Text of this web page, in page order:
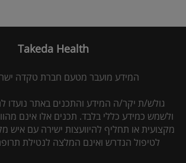
Takeda Health
המידע מועבר מטעם חברת טקדה
גולש/ת יקר/ה המידע והתכנים באתר נועדו
ולשמש כמידע כללי בלבד. תכנים אלו אינם
מקצועית או תחליף להיוועצות ישירה עם איש
לטיפול הנדרש ואינם המלצה לנטילת